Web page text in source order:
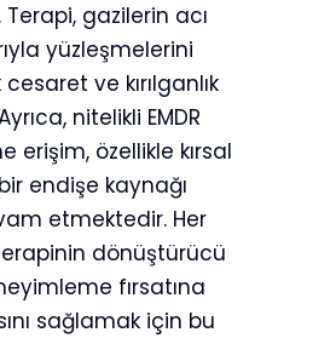
gazilerin acı
yüzleşmelerini
ve kırılganlık
nitelikli EMDR
erişim, özellikle kırsal
endişe kaynağı
etmektedir. Her
dönüştürücü
fırsatına
sağlamak için bu